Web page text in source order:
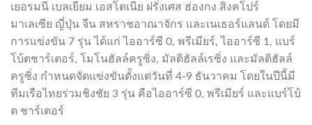
เยอรมนี เบลเยียม เอสโตเนีย ฝรั่งเศส ฮ่องกง สิงคโปร์
มาเลเซีย ญี่ปุ่น จีน สหราชอาณาจักร และเนเธอร์แลนด์ โดยมี
การแข่งขัน 7 รุ่น ได้แก่ ไออาร์ซี 0, พรีเมียร์, ไออาร์ซี 1, แบร์
โบ้ตชาร์เตอร์, โมโนฮัลล์ครูซิ่ง, มัลติฮัลล์เรซิ่ง และมัลติฮัลล์
ครูซิ่ง กำหนดจัดแข่งขันตั้งแต่วันที่ 4-9 ธันวาคม โดยในปีนี้มี
ทีมเรือไทยร่วมชิงชัย 3 รุ่น คือไออาร์ซี 0, พรีเมียร์ และแบร์โบ้
ต ชาร์เตอร์